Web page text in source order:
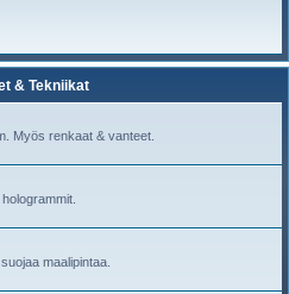
& Tekniikat
Myös renkaat & vanteet.
maalipintaa.